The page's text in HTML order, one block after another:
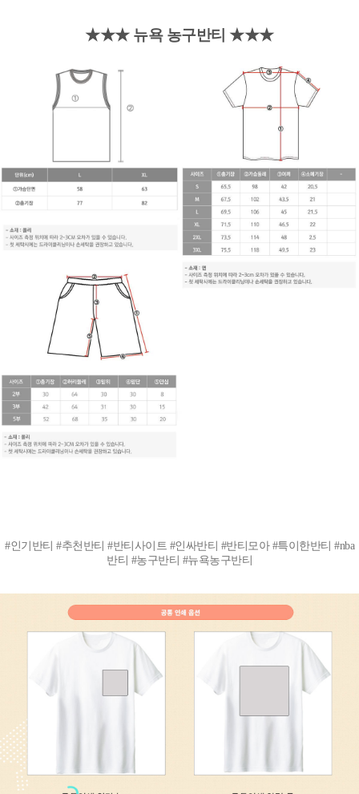
★★★ 뉴욕 농구반티 ★★★
#인기반티 #추천반티 #반티사이트 #인싸반티 #반티모아 #특이한반티 #nba
반티 #농구반티 #뉴욕농구반티